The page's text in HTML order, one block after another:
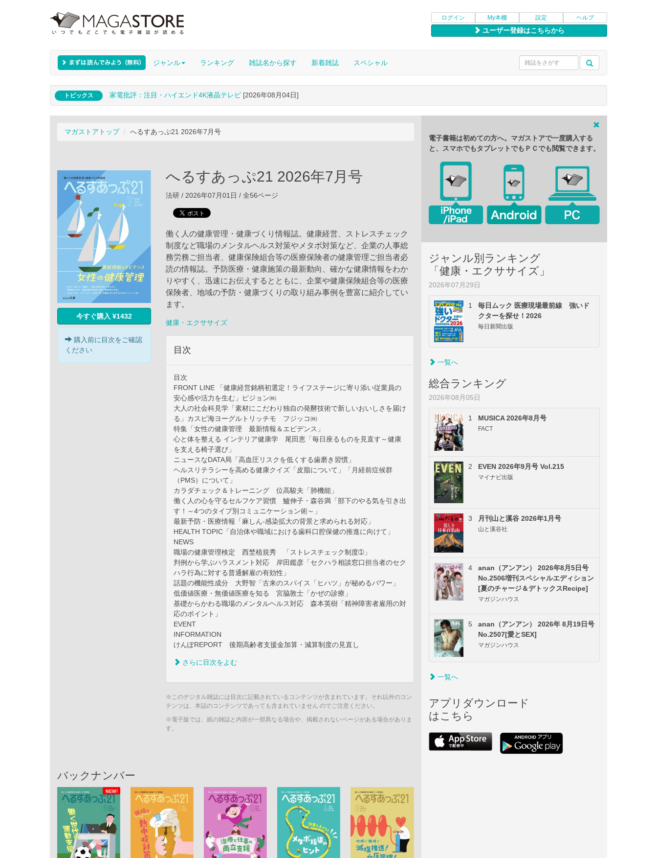
ログイン My本棚 設定 ヘルプ
ユーザー登録はこちらから
ジャンル ランキング 雑誌名から探す 新着雑誌 スペシャル
トピックス 家電批評：注目・ハイエンド4K液晶テレビ [2026年08月04日]
マガストアトップ へるすあっぷ21 2026年7月号
今すぐ購入 ¥1432
購入前に目次をご確認
ください
へるすあっぷ21 2026年7月号
法研 / 2026年07月01日 / 全56ページ
働く人の健康管理・健康づくり情報誌。健康経営、ストレスチェック
制度など職場のメンタルヘルス対策やメタボ対策など、企業の人事総
務労務ご担当者、健康保険組合等の医療保険者の健康管理ご担当者必
読の情報誌。予防医療・健康施策の最新動向、確かな健康情報をわか
りやすく、迅速にお伝えするとともに、企業や健康保険組合等の医療
保険者、地域の予防・健康づくりの取り組み事例を豊富に紹介してい
ます。
健康・エクササイズ
目次
目次
FRONT LINE 「健康経営銘柄初選定！ライフステージに寄り添い従業員の
安心感や活力を生む」ピジョン㈱
大人の社会科見学「素材にこだわり独自の発酵技術で新しいおいしさを届け
る」カスピ海ヨーグルトリッチモ フジッコ㈱
特集「女性の健康管理 最新情報＆エビデンス」
心と体を整える インテリア健康学 尾田恵「毎日座るものを見直す～健康
を支える椅子選び」
ニュースなDATA局「高血圧リスクを低くする歯磨き習慣」
ヘルスリテラシーを高める健康クイズ「皮脂について」「月経前症候群
（PMS）について」
カラダチェック＆トレーニング 位高駿夫「肺機能」
働く人の心を守るセルフケア習慣 鱸伸子・森谷満「部下のやる気を引き出
す！～4つのタイプ別コミュニケーション術～」
最新予防・医療情報「麻しん-感染拡大の背景と求められる対応」
HEALTH TOPIC「自治体や職域における歯科口腔保健の推進に向けて」
NEWS
職場の健康管理検定 西埜植規秀 「ストレスチェック制度➀」
判例から学ぶハラスメント対応 岸田鑑彦「セクハラ相談窓口担当者のセク
ハラ行為に対する普通解雇の有効性」
話題の機能性成分 大野智「古来のスパイス「ヒハツ」が秘めるパワー」
低価値医療・無価値医療を知る 宮脇敦士「かぜの診療」
基礎からかわる職場のメンタルヘルス対応 森本英樹「精神障害者雇用の対
応のポイント」
EVENT
INFORMATION
けんぽREPORT 後期高齢者支援金加算・減算制度の見直し
さらに目次をよむ
※このデジタル雑誌には目次に記載されているコンテンツが含まれています。それ以外のコン
テンツは、本誌のコンテンツであっても含まれていません のでご注意ください。
※電子版では、紙の雑誌と内容が一部異なる場合や、掲載されないページがある場合がありま
す。
バックナンバー
NEW!
電子書籍は初めての方へ。マガストアで一度購入する
と、スマホでもタブレットでもＰＣでも閲覧できます。
ジャンル別ランキング
「健康・エクササイズ」
2026年07月29日
1
毎日ムック 医療現場最前線 強いド
クターを探せ！2026
毎日新聞出版
一覧へ
総合ランキング
2026年08月05日
1 MUSICA 2026年8月号
FACT
2 EVEN 2026年9月号 Vol.215
マイナビ出版
3 月刊山と溪谷 2026年1月号
山と溪谷社
4
anan（アンアン） 2026年8月5日号
No.2506増刊スペシャルエディション
[夏のチャージ＆デトックスRecipe]
マガジンハウス
5
anan（アンアン） 2026年 8月19日号
No.2507[愛とSEX]
マガジンハウス
一覧へ
アプリダウンロード
はこちら